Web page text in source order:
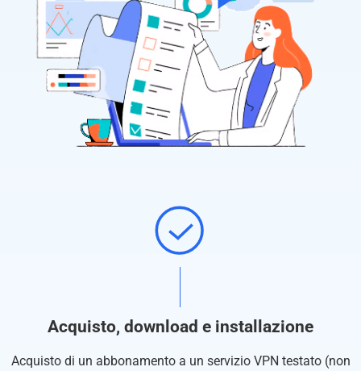
Acquisto, download e installazione
Acquisto di un abbonamento a un servizio VPN testato (non